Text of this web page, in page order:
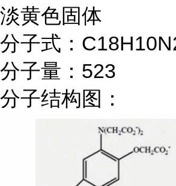
淡黄色固体
分子式：
分子量：523
分子结构图：